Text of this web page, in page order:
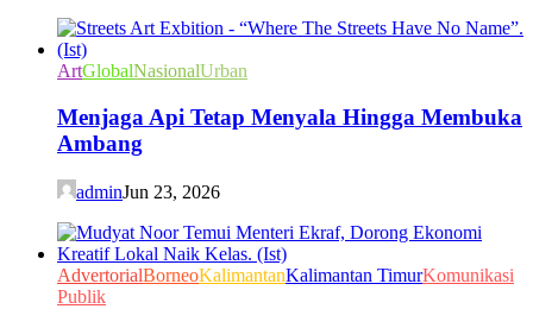
ArtGlobalNasionalUrban
Menjaga Api Tetap Menyala Hingga Membuka
Ambang
adminJun 23, 2026
AdvertorialBorneoKalimantanKalimantan TimurKomunikasi
Publik